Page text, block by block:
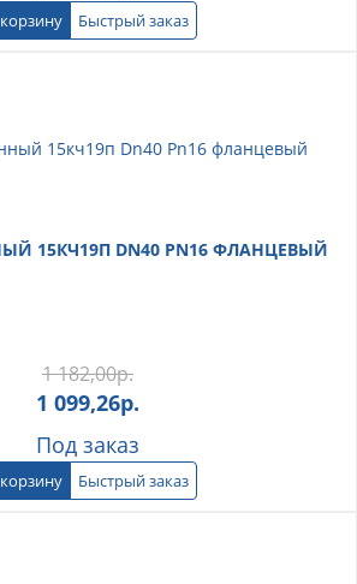
Быстрый заказ
15КЧ19П DN40 PN16 ФЛАНЦЕВЫЙ
1 182,00р.
1 099,26р.
Под заказ
Быстрый заказ